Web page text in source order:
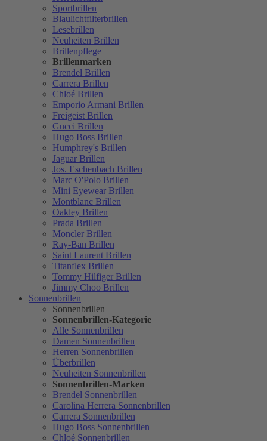
Sportbrillen
Blaulichtfilterbrillen
Lesebrillen
Neuheiten Brillen
Brillenpflege
Brillenmarken
Brendel Brillen
Carrera Brillen
Chloé Brillen
Emporio Armani Brillen
Freigeist Brillen
Gucci Brillen
Hugo Boss Brillen
Humphrey's Brillen
Jaguar Brillen
Jos. Eschenbach Brillen
Marc O'Polo Brillen
Mini Eyewear Brillen
Montblanc Brillen
Oakley Brillen
Prada Brillen
Moncler Brillen
Ray-Ban Brillen
Saint Laurent Brillen
Titanflex Brillen
Tommy Hilfiger Brillen
Jimmy Choo Brillen
Sonnenbrillen
Sonnenbrillen
Sonnenbrillen-Kategorie
Alle Sonnenbrillen
Damen Sonnenbrillen
Herren Sonnenbrillen
Überbrillen
Neuheiten Sonnenbrillen
Sonnenbrillen-Marken
Brendel Sonnenbrillen
Carolina Herrera Sonnenbrillen
Carrera Sonnenbrillen
Hugo Boss Sonnenbrillen
Chloé Sonnenbrillen